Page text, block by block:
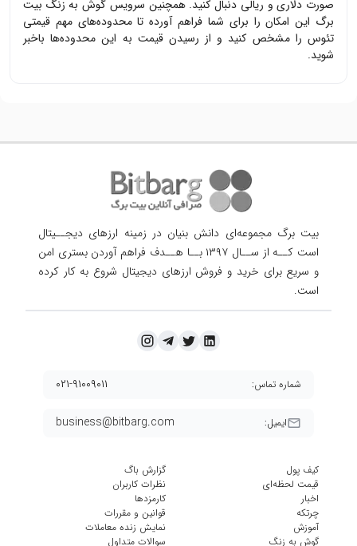
صورت دلاری و ریالی دنبال کنید. همچنین سرویس گوش به زنگ بیت
برگ این امکان را برای شما فراهم آورده تا محدوده‌های مهم قیمتی
تئوس را مشخص کنید و از رسیدن قیمت به این محدوده‌ها باخبر
شوید.
بیت برگ مجموعه‌ای دانش بنیان در زمینه ارزهای دیجــیتال
است کــه از ســال ۱۳۹۷ بــا هــدف فراهم آوردن
بستری امن
و سریع برای خرید و فروش ارزهای دیجیتال شروع به کار کرده
است.
ایمیل: business@bitbarg.com
شماره تماس: ۰۲۱-۹۱۰۰۹۰۱۱
کیف پول
قیمت لحظه‌ای
اخبار
چرتکه
آموزش
گوش به زنگ
گزارش باگ
نظرات کاربران
کارمزد‌ها
قوانین و مقررات
نمایش زنده معاملات
سوالات متداول